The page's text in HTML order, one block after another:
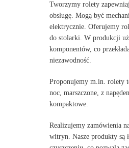
Tworzymy rolety
obsługę. Mogą być
elektrycznie. Oferujemy
do stolarki. W produkcji
komponentów, co
niezawodność.
Proponujemy m.in. rolety
noc, marszczone, z
kompaktowe.
Realizujemy zamówienia
witryn. Nasze produkty są